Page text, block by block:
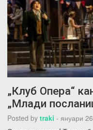
„Клуб Опера“
„Млади
Posted by traki - януари